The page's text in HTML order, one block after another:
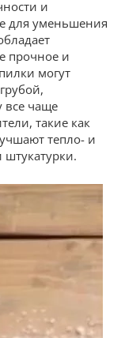
и
для уменьшения
прочное и
могут
все чаще
такие как
тепло- и
штукатурки.